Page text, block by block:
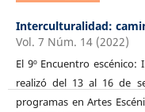
Interculturalidad:
Vol. 7 Núm. 14 (2022)
El 9º Encuentro
realizó del 13 al 16 de
programas en Artes